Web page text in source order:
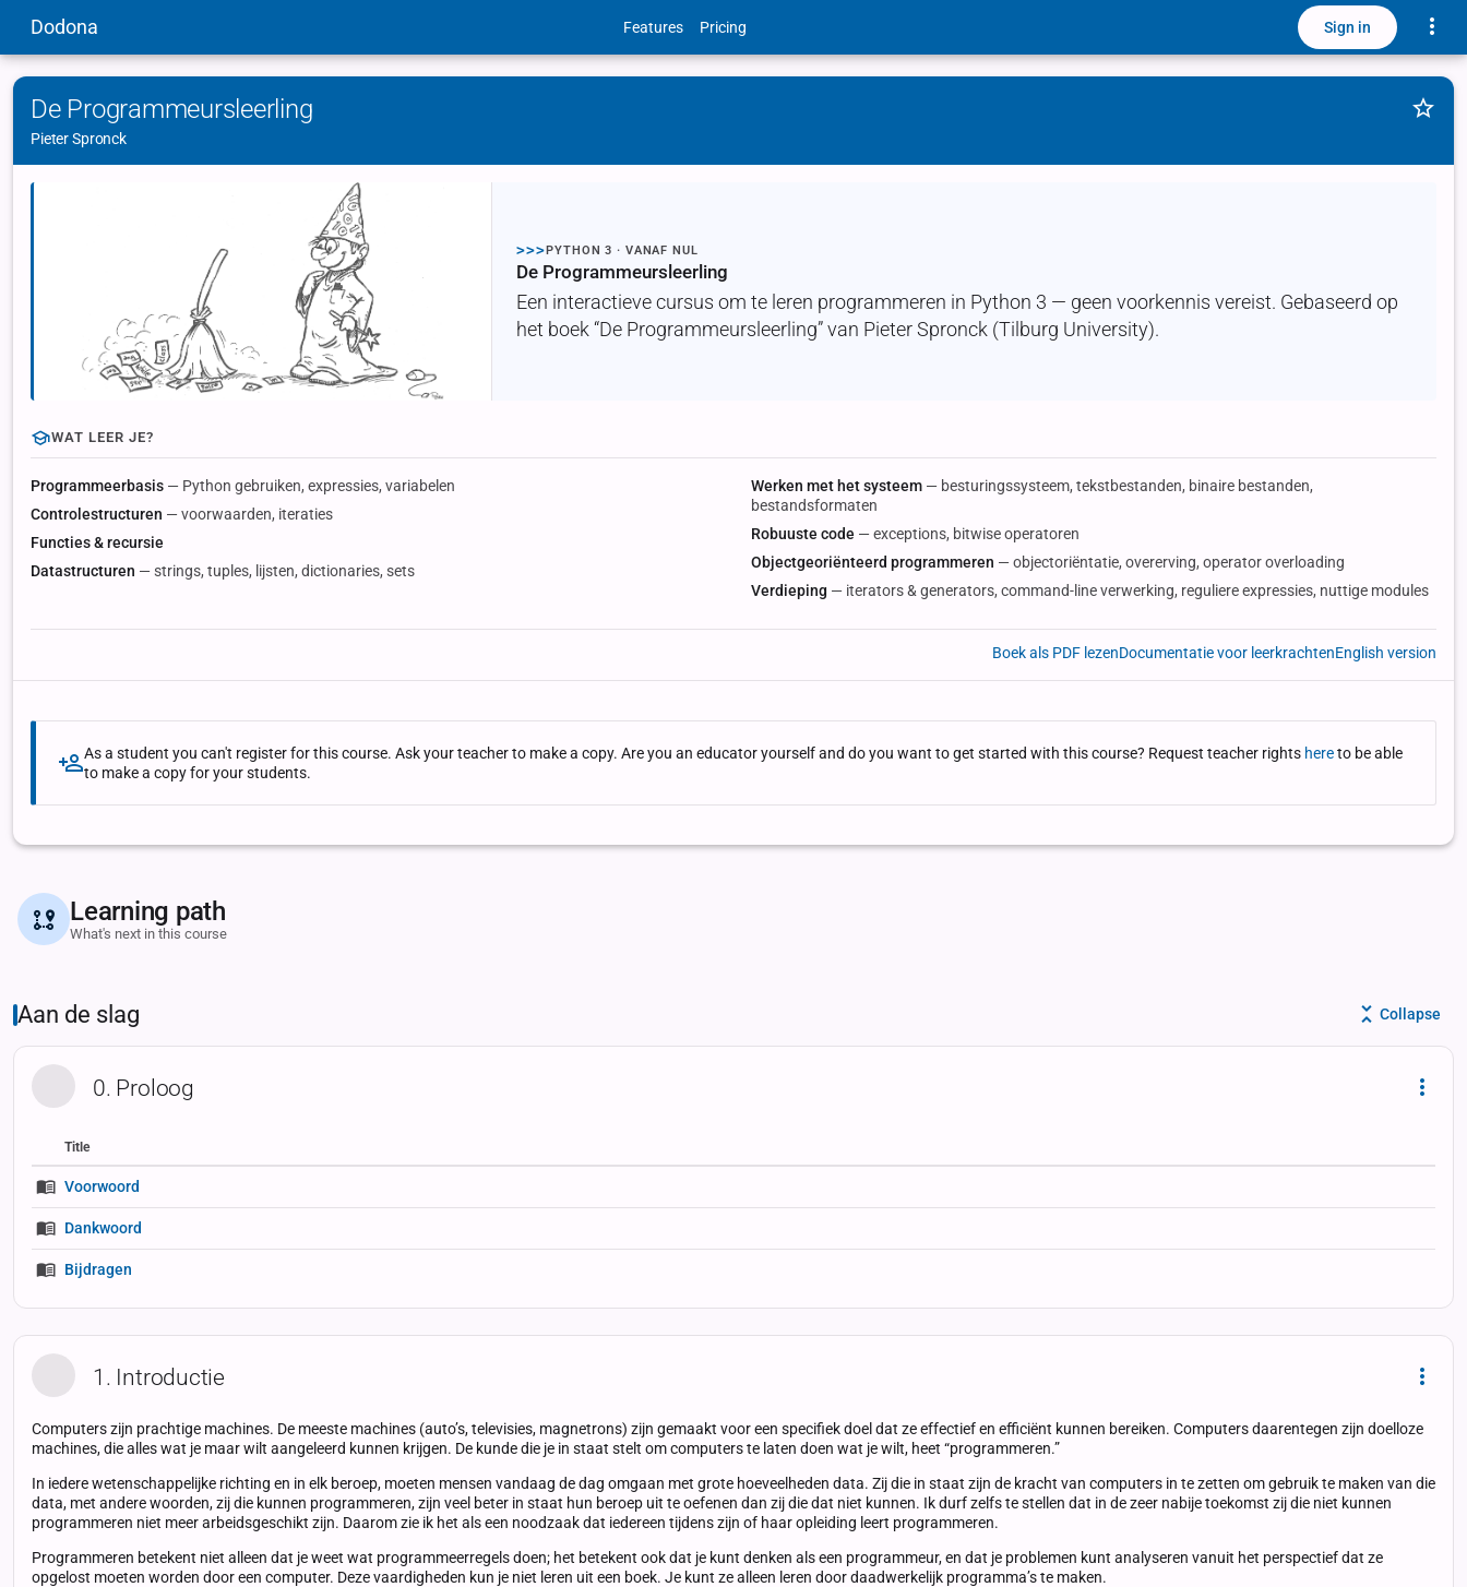
Dodona Features Pricing Sign in
De Programmeursleerling
Pieter Spronck
>>>PYTHON 3 · VANAF NUL
De Programmeursleerling
Een interactieve cursus om te leren programmeren in Python 3 — geen voorkennis vereist. Gebaseerd op
het boek “De Programmeursleerling” van Pieter Spronck (Tilburg University).
WAT LEER JE?
Programmeerbasis — Python gebruiken, expressies, variabelen
Controlestructuren — voorwaarden, iteraties
Functies & recursie
Datastructuren — strings, tuples, lijsten, dictionaries, sets
Werken met het systeem — besturingssysteem, tekstbestanden, binaire bestanden,
bestandsformaten
Robuuste code — exceptions, bitwise operatoren
Objectgeoriënteerd programmeren — objectoriëntatie, overerving, operator overloading
Verdieping — iterators & generators, command-line verwerking, reguliere expressies, nuttige modules
Boek als PDF lezenDocumentatie voor leerkrachtenEnglish version
As a student you can't register for this course. Ask your teacher to make a copy. Are you an educator yourself and do you want to get started with this course? Request teacher rights hereto be able
to make a copy for your students.
Learning path
What's next in this course
Aan de slag Collapse
0. Proloog
Status
Status
Type
Title
Voorwoord
Dankwoord
Bijdragen
1. Introductie
Computers zijn prachtige machines. De meeste machines (auto’s, televisies, magnetrons) zijn gemaakt voor een specifiek doel dat ze effectief en efficiënt kunnen bereiken. Computers daarentegen zijn doelloze
machines, die alles wat je maar wilt aangeleerd kunnen krijgen. De kunde die je in staat stelt om computers te laten doen wat je wilt, heet “programmeren.”
In iedere wetenschappelijke richting en in elk beroep, moeten mensen vandaag de dag omgaan met grote hoeveelheden data. Zij die in staat zijn de kracht van computers in te zetten om gebruik te maken van die
data, met andere woorden, zij die kunnen programmeren, zijn veel beter in staat hun beroep uit te oefenen dan zij die dat niet kunnen. Ik durf zelfs te stellen dat in de zeer nabije toekomst zij die niet kunnen
programmeren niet meer arbeidsgeschikt zijn. Daarom zie ik het als een noodzaak dat iedereen tijdens zijn of haar opleiding leert programmeren.
Programmeren betekent niet alleen dat je weet wat programmeerregels doen; het betekent ook dat je kunt denken als een programmeur, en dat je problemen kunt analyseren vanuit het perspectief dat ze
opgelost moeten worden door een computer. Deze vaardigheden kun je niet leren uit een boek. Je kunt ze alleen leren door daadwerkelijk programma’s te maken.